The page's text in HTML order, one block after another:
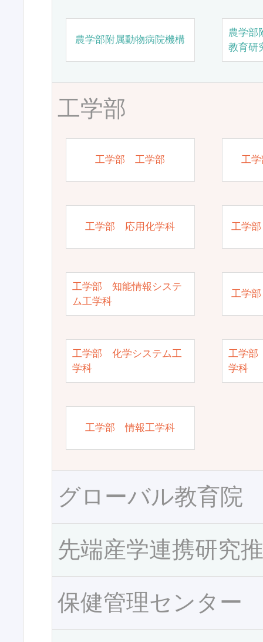
農学部附属動物病院機構
農学部
教育研
工学部
工学部 工学部 工
工学部 応用化学科 工学
工学部 知能情報システ
ム工学科
工学
工学部 化学システム工
学科
工学部
学科
工学部 情報工学科
グローバル教育院
先端産学連携研究
保健管理センター